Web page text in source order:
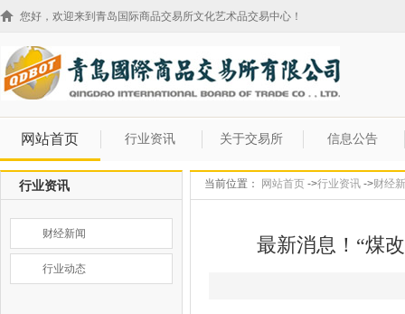
您好，欢迎来到青岛国际商品交易所文化艺术品交易中心！
网站首页 行业资讯 关于交易所 信息公告
当前位置： 网站首页 ->行业资讯 ->财经
最新消息！“煤
行业资讯
财经新闻
行业动态